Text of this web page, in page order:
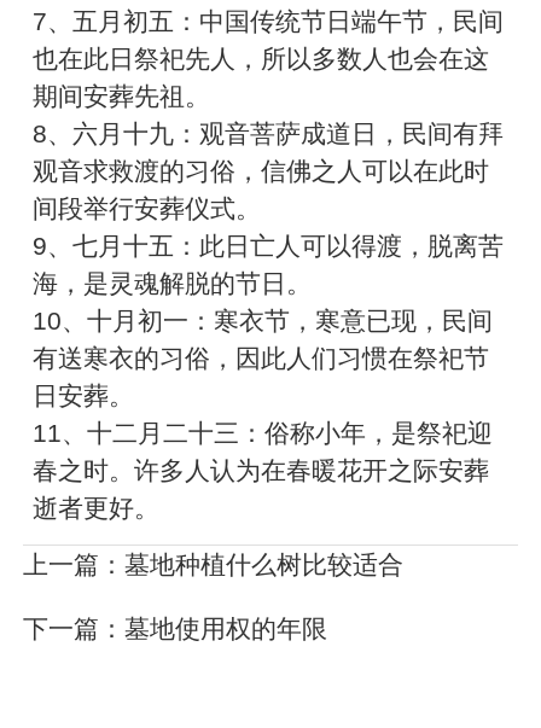
7、五月初五：中国传统节日端午节，民间
也在此日祭祀先人，所以多数人也会在这
期间安葬先祖。
8、六月十九：观音菩萨成道日，民间有拜
观音求救渡的习俗，信佛之人可以在此时
间段举行安葬仪式。
9、七月十五：此日亡人可以得渡，脱离苦
海，是灵魂解脱的节日。
10、十月初一：寒衣节，寒意已现，民间
有送寒衣的习俗，因此人们习惯在祭祀节
日安葬。
11、十二月二十三：俗称小年，是祭祀迎
春之时。许多人认为在春暖花开之际安葬
逝者更好。
上一篇：墓地种植什么树比较适合
下一篇：墓地使用权的年限